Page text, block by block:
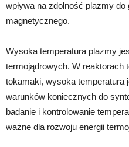
wpływa na zdolność plazmy do
magnetycznego.
Wysoka temperatura plazmy
termojądrowych. W reaktorach
tokamaki, wysoka temperatura
warunków koniecznych do
badanie i kontrolowanie
ważne dla rozwoju energii